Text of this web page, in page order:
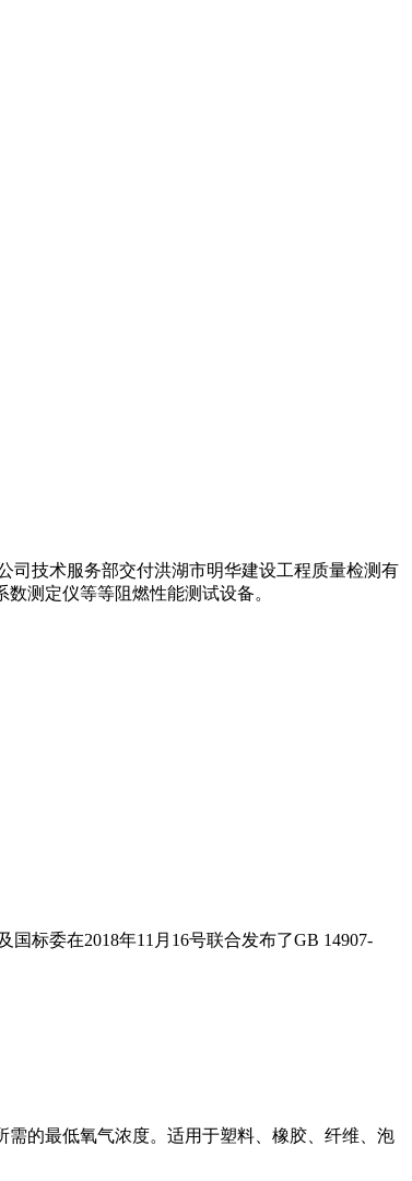
司技术服务部交付洪湖市明华建设工程质量检测有
测定仪等等阻燃性能测试设备。
标委在2018年11月16号联合发布了GB 14907-
的最低氧气浓度。适用于塑料、橡胶、纤维、泡